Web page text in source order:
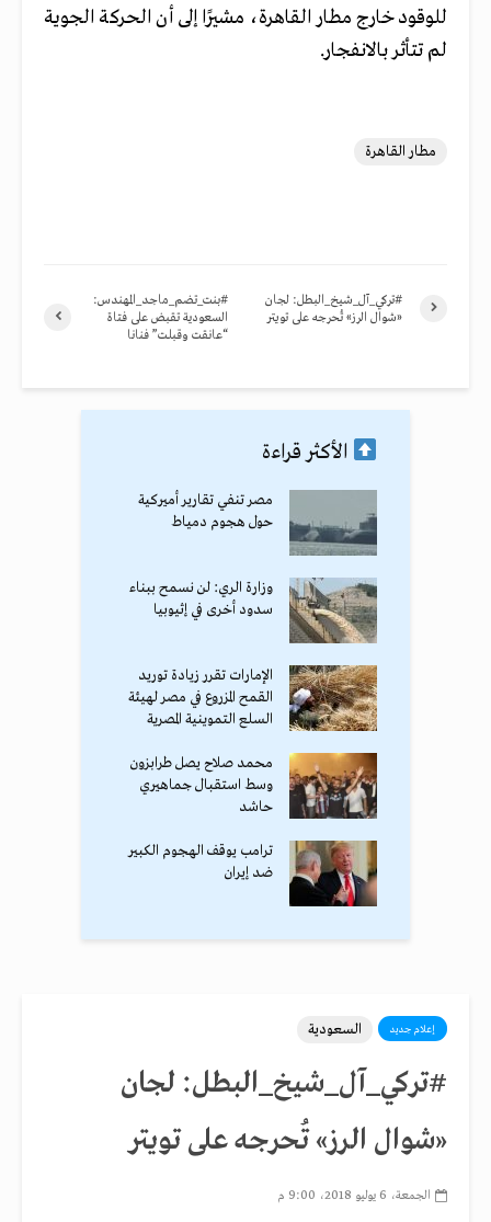
للوقود خارج مطار القاهرة، مشيرًا إلى أن الحركة الجوية
لم تتأثر بالانفجار.
مطار القاهرة
#بنت_تضم_ماجد_المهندس:
السعودية تقبض على فتاة
“عانقت وقبلت” فنانا
#تركي_آل_شيخ_البطل: لجان
«شوال الرز» تُحرجه على تويتر
الأكثر قراءة
مصر تنفي تقارير أميركية
حول هجوم دمياط
وزارة الري: لن نسمح ببناء
سدود أخرى في إثيوبيا
الإمارات تقرر زيادة توريد
القمح المزروع في مصر لهيئة
السلع التموينية المصرية
محمد صلاح يصل طرابزون
وسط استقبال جماهيري
حاشد
ترامب يوقف الهجوم الكبير
ضد إيران
إعلام جديد السعودية
#تركي_آل_شيخ_البطل: لجان
«شوال الرز» تُحرجه على تويتر
الجمعة، 6 يوليو 2018، 9:00 م